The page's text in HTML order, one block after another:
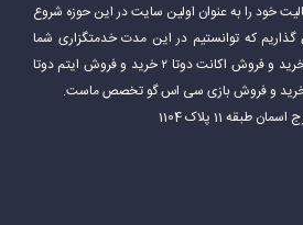
و فروش اکانت دوتا ۲ فعالیت خود را به عنوان اولین سایت در این حوزه شروع
که توانستیم در این مدت خدمتگزاری شما
گیمر های عزیز را انجام بدهیم.خرید و فروش اکانت دوتا ۲ خرید و فروش ایتم دوتا
11 پلاک 1104